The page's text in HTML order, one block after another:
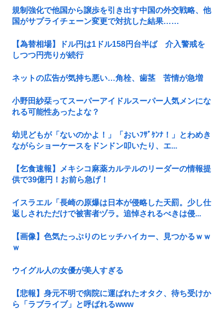
規制強化で他国から譲歩を引き出す中国の外交戦略、他
国がサプライチェーン変更で対抗した結果……
【為替相場】ドル円は1ドル158円台半ば 介入警戒を
しつつ円売りが続行
ネットの広告が気持ち悪い…角栓、歯茎 苦情が急増
小野田紗栞ってスーパーアイドルスーパー人気メンにな
れる可能性あったよな？
幼児どもが「ないのかよ！」「おいﾌｻﾞｹﾝﾅ！」とわめき
ながらショーケースをドンドン叩いたり、エ...
【乞食速報】メキシコ麻薬カルテルのリーダーの情報提
供で39億円！お前ら急げ！
イスラエル「長崎の原爆は日本が侵略した天罰。少し仕
返しされただけで被害者ヅラ。追悼されるべきは侵...
【画像】色気たっぷりのヒッチハイカー、見つかるｗｗ
ｗ
ウイグル人の女優が美人すぎる
【悲報】身元不明で病院に運ばれたオタク、待ち受けか
ら「ラブライブ」と呼ばれるwww